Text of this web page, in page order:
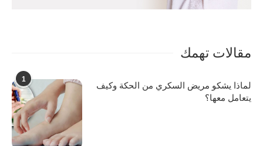
مقالات تهمك
1
لماذا يشكو مريض السكري من الحكة وكيف
يتعامل معها؟